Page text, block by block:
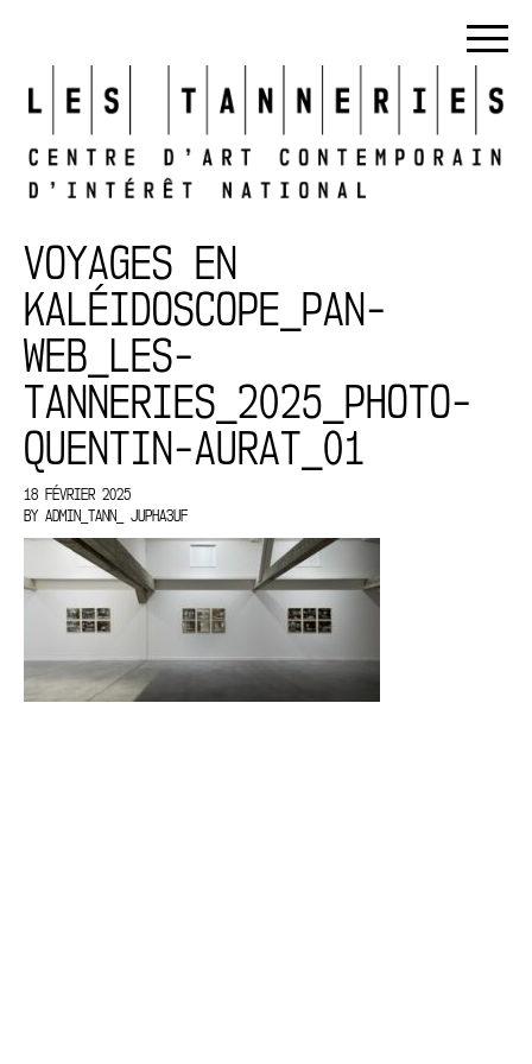
VOYAGES EN
KALÉIDOSCOPE_PAN-
WEB_LES-
TANNERIES_2025_PHOTO-
QUENTIN-AURAT_01
18 FÉVRIER 2025
BY ADMIN_TANN_ JUPHA3UF